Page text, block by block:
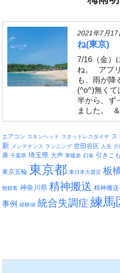
2021年7月17
ね(東京)
7/16（金）
ね。 アプ
も、雨が降
(^o^)無くて
半から、ず
ました。
エアコン スキンヘッド スタッドレスタイヤ ス
新 メンテナンス ランニング 世田谷区 人生 介
康 千葉県 埼玉県 大声 寒暖差 幻覚 引きこ
東京五輪 東京都 東日本大震災 板
無観客 神奈川県 精神搬送 精神搬送
事例
経験値 統合失調症 練馬